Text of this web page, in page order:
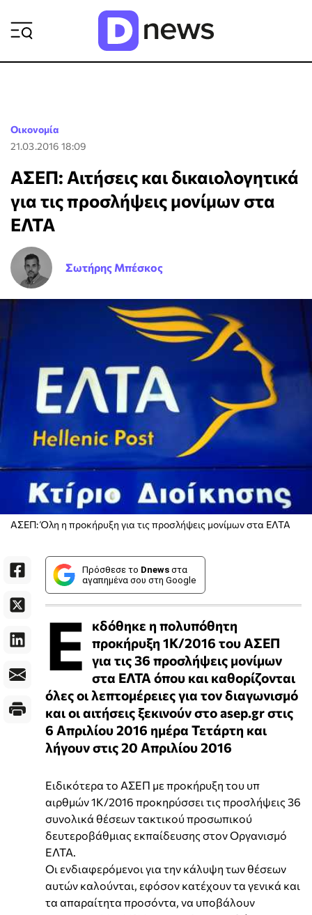
Οικονομία
21.03.2016 18:09
ΑΣΕΠ: Αιτήσεις και δικαιολογητικά
για τις προσλήψεις μονίμων στα
ΕΛΤΑ
Σωτήρης Μπέσκος
ΑΣΕΠ: Όλη η προκήρυξη για τις προσλήψεις μονίμων στα ΕΛΤΑ
Πρόσθεσε το Dnews στα
αγαπημένα σου στη Google
Ε
κδόθηκε η πολυπόθητη
προκήρυξη 1Κ/2016 του ΑΣΕΠ
για τις 36 προσλήψεις μονίμων
στα ΕΛΤΑ όπου και καθορίζονται
όλες οι λεπτομέρειες για τον διαγωνισμό
και οι αιτήσεις ξεκινούν στο asep.gr στις
6 Απριλίου 2016 ημέρα Τετάρτη και
λήγουν στις 20 Απριλίου 2016
Ειδικότερα το ΑΣΕΠ με προκήρυξη του υπ
αιρθμών 1Κ/2016 προκηρύσσει τις προσλήψεις 36
συνολικά θέσεων τακτικού προσωπικού
δευτεροβάθμιας εκπαίδευσης στον Οργανισμό
ΕΛΤΑ.
Οι ενδιαφερόμενοι για την κάλυψη των θέσεων
αυτών καλούνται, εφόσον κατέχουν τα γενικά και
τα απαραίτητα προσόντα, να υποβάλουν